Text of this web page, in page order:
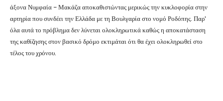
άξονα Νυμφαία – Μακάζα αποκαθιστώντας μερικώς την κυκλοφορία στην
αρτηρία που συνδέει την Ελλάδα με τη Βουλγαρία στο νομό Ροδόπης. Παρ'
όλα αυτά το πρόβλημα δεν λύνεται ολοκληρωτικά καθώς η αποκατάσταση
της καθίζησης στον βασικό δρόμο εκτιμάται ότι θα έχει ολοκληρωθεί στο
τέλος του χρόνου.